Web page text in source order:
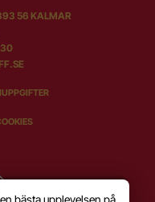
56 KALMAR
bästa upplevelsen på